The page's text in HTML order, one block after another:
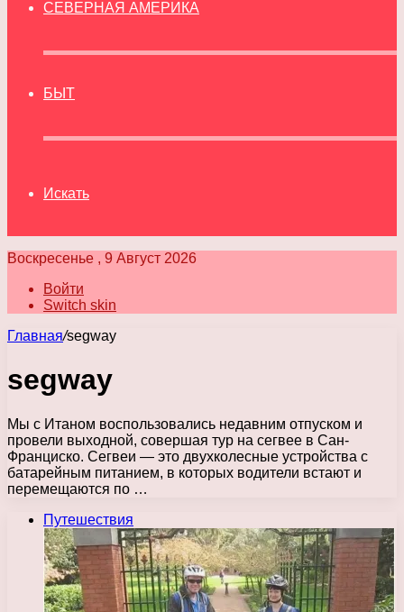
СЕВЕРНАЯ АМЕРИКА
БЫТ
Искать
Воскресенье , 9 Август 2026
Войти
Switch skin
Главная/segway
segway
Мы с Итаном воспользовались недавним отпуском и
провели выходной, совершая тур на сегвее в Сан-
Франциско. Сегвеи — это двухколесные устройства с
батарейным питанием, в которых водители встают и
перемещаются по …
Путешествия